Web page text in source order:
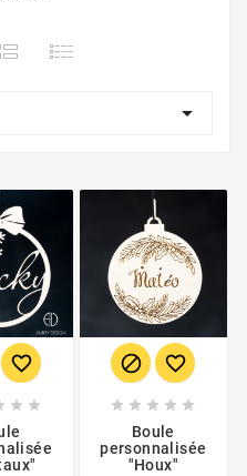


 
 
    
Boule
personnalisée
"Houx"